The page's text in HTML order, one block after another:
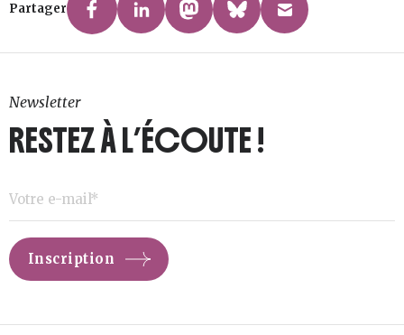
Partager
Newsletter
RESTEZ À L’ÉCOUTE !